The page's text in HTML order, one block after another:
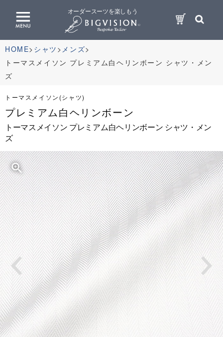
オーダースーツを楽しもう
HOME シャツ
メンズ
トーマスメイソン プレミアム白ヘリンボーン シャツ・メン
ズ
トーマスメイソン(シャツ)
プレミアム白ヘリンボーン
トーマスメイソン プレミアム白ヘリンボーン シャツ・メン
ズ
zoom_in